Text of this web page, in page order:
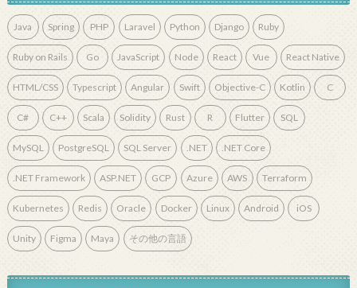
Java Spring PHP Laravel Python Django Ruby
Ruby on Rails Go JavaScript Node React Vue React Native
HTML/CSS Typescript Angular Swift Objective-C Kotlin C
C# C++ Scala Solidity Rust R Flutter SQL
MySQL PostgreSQL SQL Server .NET .NET Core
.NET Framework ASP.NET GCP Azure AWS Terraform
Kubernetes Redis Oracle Docker Linux Android iOS
Unity Figma Maya その他の言語